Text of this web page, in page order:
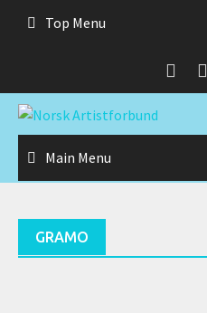
Top Menu
Main Menu
GRAMO